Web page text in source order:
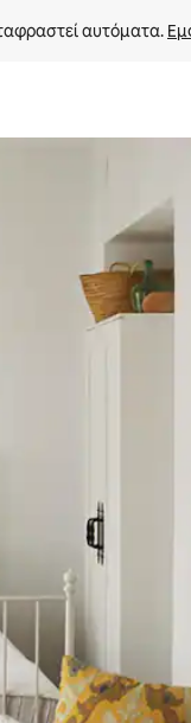
αυτόματα.
κουμπιά πάνω